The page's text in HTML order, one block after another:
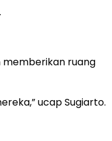
memberikan ruang
ucap Sugiarto.